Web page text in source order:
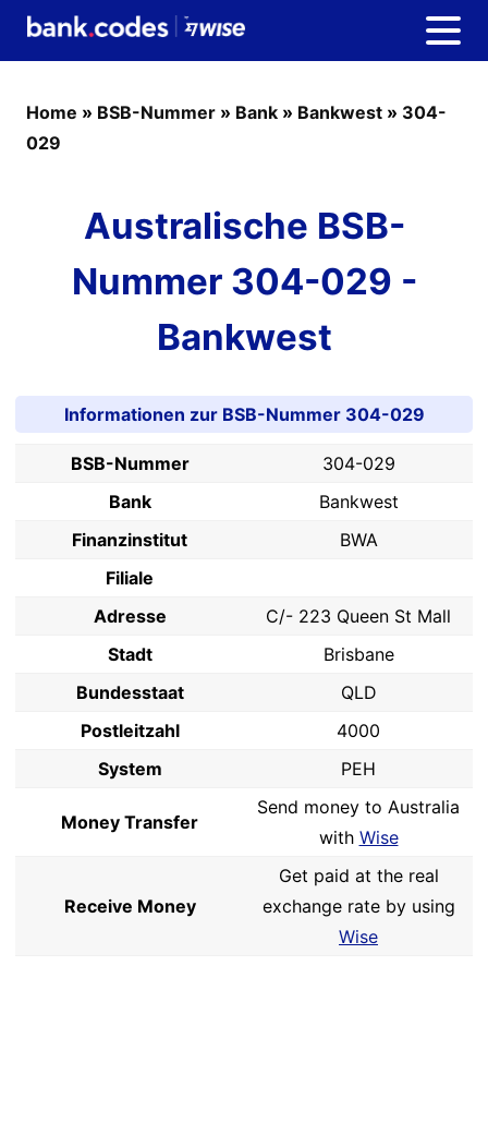
Home » BSB-Nummer » Bank » Bankwest » 304-
029
Australische BSB-
Nummer 304-029 -
Bankwest
Informationen zur BSB-Nummer 304-029
BSB-Nummer
304-029
Bank
Bankwest
Finanzinstitut
BWA
Filiale
Adresse
C/- 223 Queen St Mall
Stadt
Brisbane
Bundesstaat
QLD
Postleitzahl
4000
System
PEH
Money Transfer
Send money to Australia
with Wise
Receive Money
Get paid at the real
exchange rate by using
Wise